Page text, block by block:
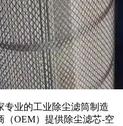
专业的工业除尘滤筒制造
OEM）提供除尘滤芯-空